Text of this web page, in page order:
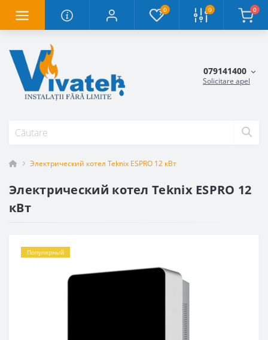
0 0 0
079141400
Solicitare apel
Электрический котел Teknix ESPRO 12 кВт
Электрический котел Teknix ESPRO 12
кВт
Популярный